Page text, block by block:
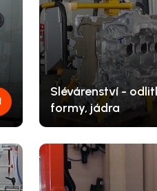
Slévárenství -
formy, jádra